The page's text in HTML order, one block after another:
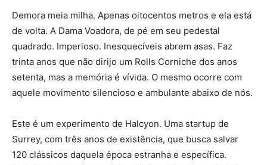
Demora meia milha. Apenas oitocentos metros e ela está
de volta. A Dama Voadora, de pé em seu pedestal
quadrado. Imperioso. Inesquecíveis abrem asas. Faz
trinta anos que não dirijo um Rolls Corniche dos anos
setenta, mas a memória é vívida. O mesmo ocorre com
aquele movimento silencioso e ambulante abaixo de nós.
Este é um experimento de Halcyon. Uma startup de
Surrey, com três anos de existência, que busca salvar
120 clássicos daquela época estranha e específica.